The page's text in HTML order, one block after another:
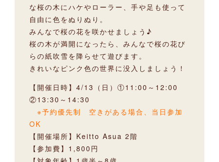
な桜の木にハケやローラー、手や足も使って
自由に色をぬりぬり。
みんなで桜の花を咲かせましょう♪
桜の木が満開になったら、みんなで桜の花び
らの紙吹雪を降らせて遊びます。
きれいなピンク色の世界に没入しましょう！
【開催日時】4/13（日）①11:00～12:00
②13:30～14:30
※予約優先制 空きがある場合、当日参加
OK
【開催場所】Keitto Asua 2階
【参加費】1,800円